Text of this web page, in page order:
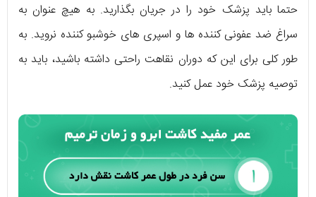
حتما باید پزشک خود را در جریان بگذارید. به هیچ عنوان به
سراغ ضد عفونی کننده‌ ها و اسپری های خوشبو کننده نروید. به
طور کلی برای این که دوران نقاهت راحتی داشته باشید، باید به
توصیه‌ پزشک خود عمل کنید.